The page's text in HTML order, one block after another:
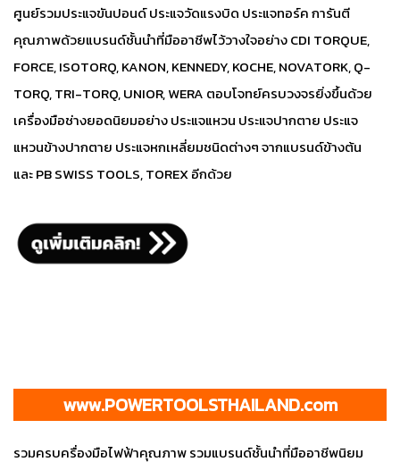
ศูนย์รวมประแจขันปอนด์ ประแจวัดแรงบิด ประแจทอร์ค การันตี
คุณภาพด้วยแบรนด์ชั้นนำที่มืออาชีพไว้วางใจอย่าง CDI TORQUE,
FORCE, ISOTORQ, KANON, KENNEDY, KOCHE, NOVATORK, Q-
TORQ, TRI-TORQ, UNIOR, WERA ตอบโจทย์ครบวงจรยิ่งขึ้นด้วย
เครื่องมือช่างยอดนิยมอย่าง ประแจแหวน ประแจปากตาย ประแจ
แหวนข้างปากตาย ประแจหกเหลี่ยมชนิดต่างๆ จากแบรนด์ข้างต้น
และ PB SWISS TOOLS, TOREX อีกด้วย